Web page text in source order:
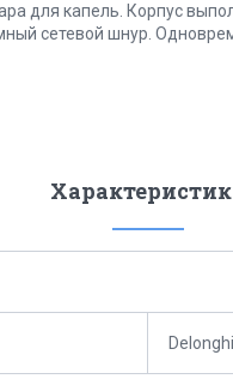
для капель. Корпус
сетевой шнур.
Delonghi